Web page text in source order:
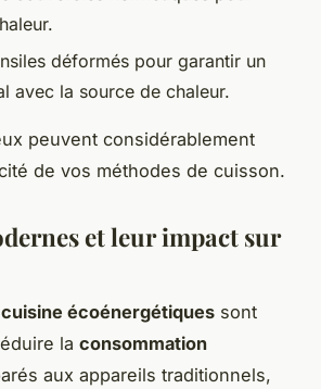
déformés pour garantir un
avec la source de chaleur.
peuvent considérablement
de vos méthodes de cuisson.
et leur impact sur
écoénergétiques sont
la consommation
aux appareils traditionnels,